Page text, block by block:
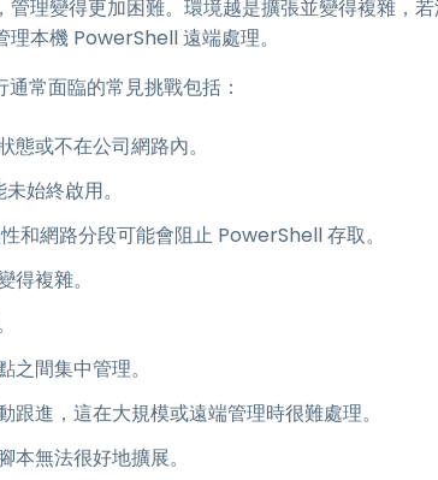
管理變得更加困難。環境越是擴張並變得複雜，
本機 PowerShell 遠端處理。
常面臨的常見挑戰包括：
或不在公司網路內。
始終啟用。
和網路分段可能會阻止 PowerShell 存取。
複雜。
間集中管理。
跟進，這在大規模或遠端管理時很難處理。
無法很好地擴展。